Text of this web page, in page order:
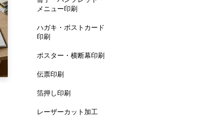
メニュー印刷
ハガキ・ポストカード
印刷
ポスター・横断幕印刷
伝票印刷
箔押し印刷
レーザーカット加工